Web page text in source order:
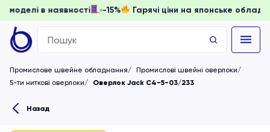
доки моделі в наявності -15% Гарячі ціни на
Search
for:
Промислове швейне обладнання
Промислові швейні оверлоки
5-ти ниткові оверлоки
Оверлок Jack C4-5-03/233
Назад